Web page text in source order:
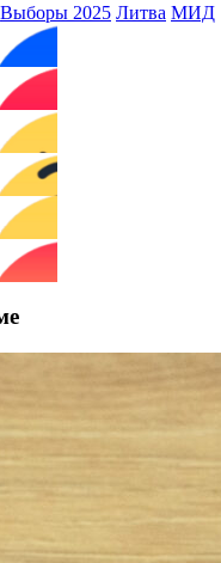
Выборы 2025 Литва МИД